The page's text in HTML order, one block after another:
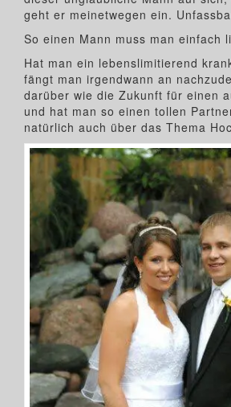
geht er meinetwegen ein.
So einen Mann muss man einfach
Hat man ein lebenslimitierend
fängt man irgendwann an
darüber wie die Zukunft für einen
und hat man so einen tollen
natürlich auch über das Thema